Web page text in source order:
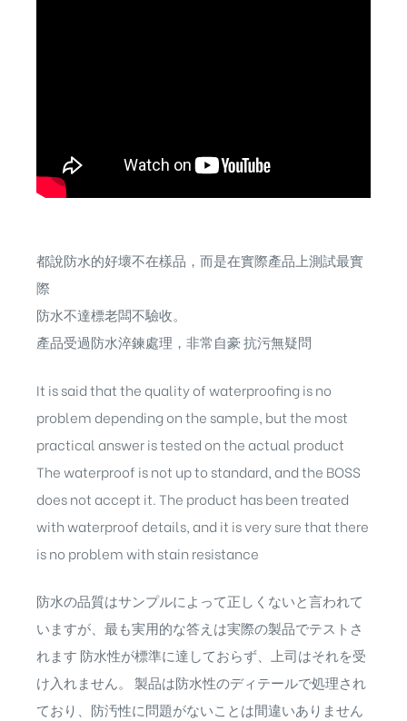
都說防水的好壞不在樣品，而是在實際產品上測試最實
際
防水不達標老闆不驗收。
產品受過防水淬鍊處理，非常自豪 抗污無疑問
It is said that the quality of waterproofing is no
problem depending on the sample, but the most
practical answer is tested on the actual product
The waterproof is not up to standard, and the BOSS
does not accept it. The product has been treated
with waterproof details, and it is very sure that there
is no problem with stain resistance
防水の品質はサンプルによって正しくないと言われて
いますが、最も実用的な答えは実際の製品でテストさ
れます 防水性が標準に達しておらず、上司はそれを受
け入れません。 製品は防水性のディテールで処理され
ており、防汚性に問題がないことは間違いありません